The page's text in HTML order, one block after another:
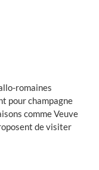
romaines
pour champagne
comme Veuve
de visiter